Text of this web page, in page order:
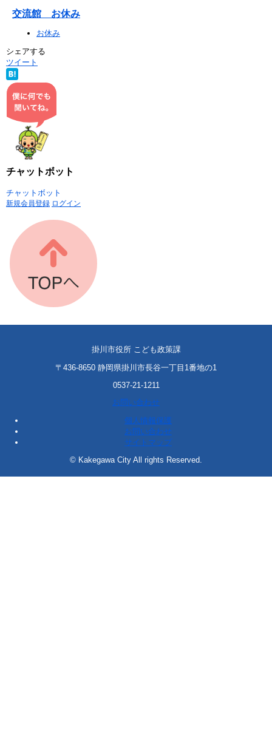
交流館 お休み
お休み
シェアする
ツイート
チャットボット
チャットボット
新規会員登録 ログイン
掛川市役所 こども政策課
〒436-8650 静岡県掛川市長谷一丁目1番地の1
0537-21-1211
お問い合わせ
個人情報保護
お問い合わせ
サイトマップ
© Kakegawa City All rights Reserved.